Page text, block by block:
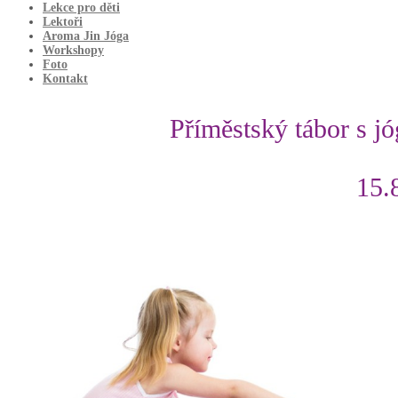
Lekce pro děti
Lektoři
Aroma Jin Jóga
Workshopy
Foto
Kontakt
Příměstský tábor s